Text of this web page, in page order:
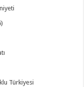
Türkiyesi